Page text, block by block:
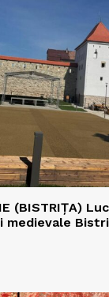
(BISTRIȚA)
medievale